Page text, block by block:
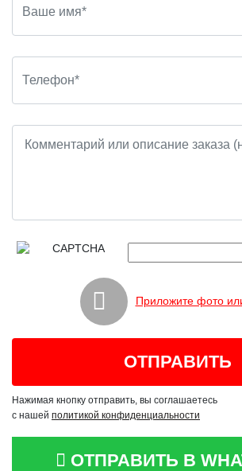
Приложите фото
Нажимая кнопку отправить, вы соглашаетесь
с нашей политикой конфиденциальности
ОТПРАВИТЬ В